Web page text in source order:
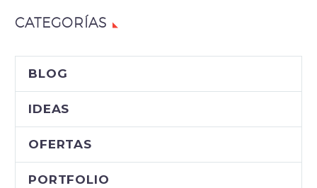
CATEGORÍAS
BLOG
IDEAS
OFERTAS
PORTFOLIO